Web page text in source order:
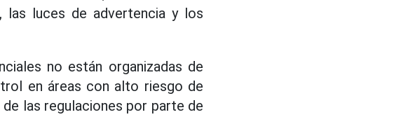
las luces de advertencia y los
no están organizadas de
en áreas con alto riesgo de
las regulaciones por parte de